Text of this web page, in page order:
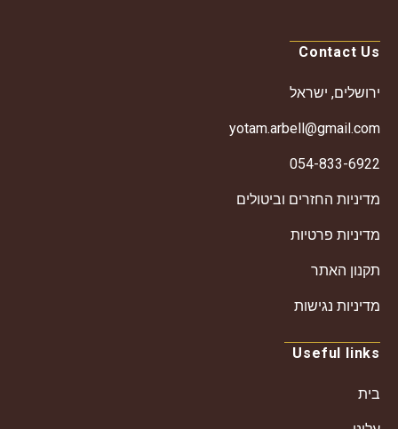
Contact Us
ירושלים, ישראל
yotam.arbell@gmail.com
054-833-6922
מדיניות החזרים וביטולים
מדיניות פרטיות
תקנון האתר
מדיניות נגישות
Useful links
בית